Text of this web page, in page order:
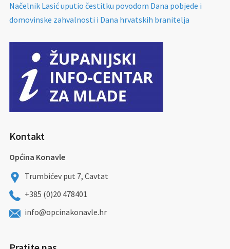
Načelnik Lasić uputio čestitku povodom Dana pobjede i
domovinske zahvalnosti i Dana hrvatskih branitelja
Kontakt
Općina Konavle
Trumbićev put 7, Cavtat
+385 (0)20 478401
info@opcinakonavle.hr